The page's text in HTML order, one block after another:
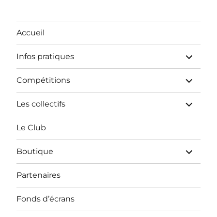
Accueil
Infos pratiques
ouvrir
le
sous-
menu
Compétitions
ouvrir
le
sous-
menu
Les collectifs
ouvrir
le
sous-
Le Club
Boutique
ouvrir
le
sous-
Partenaires
Fonds d’écrans